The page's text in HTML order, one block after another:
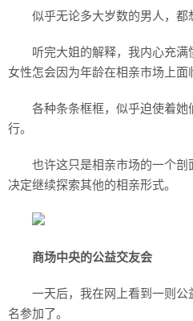
似乎无论多大岁数的男人，都
听完大姐的解释，我内心充满
女性怎会因为年龄在相亲市场上面
各种条条框框，似乎迫使着
行。
也许这只是相亲市场的一个
决定继续探索其他的相亲形式。
商场中央的公益交友会
一天后，我在网上看到一则
名参加了。